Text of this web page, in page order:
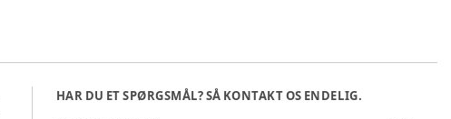
HAR DU ET SPØRGSMÅL? SÅ KONTAKT OS ENDELIG.